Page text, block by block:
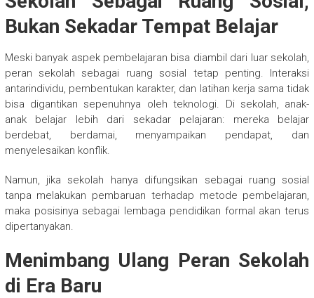
Bukan Sekadar Tempat Belajar
Meski banyak aspek pembelajaran bisa diambil dari luar sekolah,
peran sekolah sebagai ruang sosial tetap penting. Interaksi
antarindividu, pembentukan karakter, dan latihan kerja sama tidak
bisa digantikan sepenuhnya oleh teknologi. Di sekolah, anak-
anak belajar lebih dari sekadar pelajaran: mereka belajar
berdebat, berdamai, menyampaikan pendapat, dan
menyelesaikan konflik.
Namun, jika sekolah hanya difungsikan sebagai ruang sosial
tanpa melakukan pembaruan terhadap metode pembelajaran,
maka posisinya sebagai lembaga pendidikan formal akan terus
dipertanyakan.
Menimbang Ulang Peran Sekolah
di Era Baru